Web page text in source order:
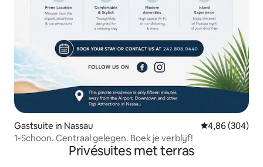
Gastsuite in Nassau Gemiddelde
4,86 (304)
1-Schoon. Centraal gelegen. Boek je verblijf!
Privésuites met terras